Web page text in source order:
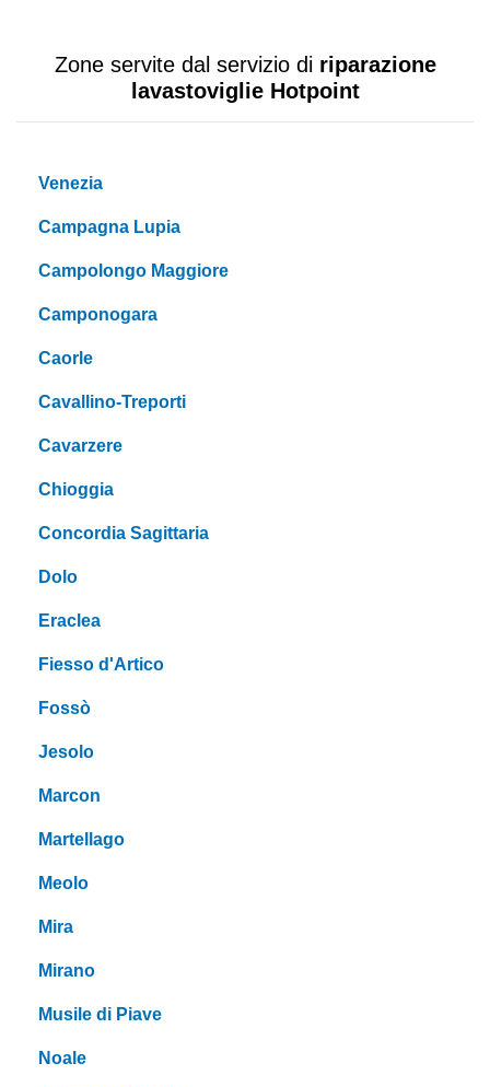
Zone servite dal servizio di riparazione
lavastoviglie Hotpoint
Venezia
Campagna Lupia
Campolongo Maggiore
Camponogara
Caorle
Cavallino-Treporti
Cavarzere
Chioggia
Concordia Sagittaria
Dolo
Eraclea
Fiesso d'Artico
Fossò
Jesolo
Marcon
Martellago
Meolo
Mira
Mirano
Musile di Piave
Noale